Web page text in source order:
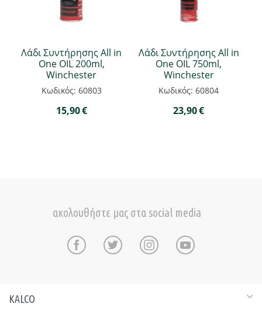
Λάδι Συντήρησης All in
One OIL 200ml,
Winchester
Κωδικός: 60803
15,90€
Λάδι Συντήρησης All in
One OIL 750ml,
Winchester
Κωδικός: 60804
23,90€
ακολουθήστε μας στα social media
KALCO